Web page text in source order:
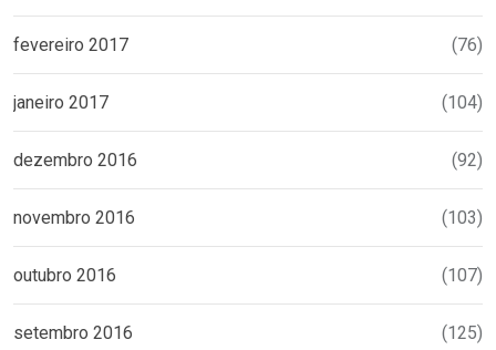
fevereiro 2017 (76)
janeiro 2017 (104)
dezembro 2016 (92)
novembro 2016 (103)
outubro 2016 (107)
setembro 2016 (125)